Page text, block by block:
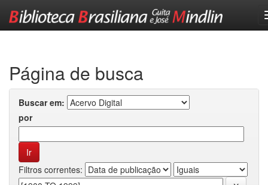
Página de busca
Buscar em:
por
Filtros correntes: